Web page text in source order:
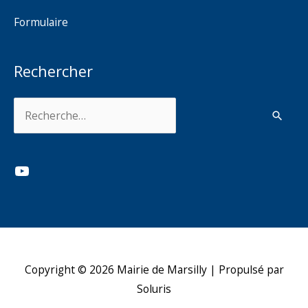
Formulaire
Rechercher
YouTube
Copyright © 2026 Mairie de Marsilly| Propulsé par
Soluris